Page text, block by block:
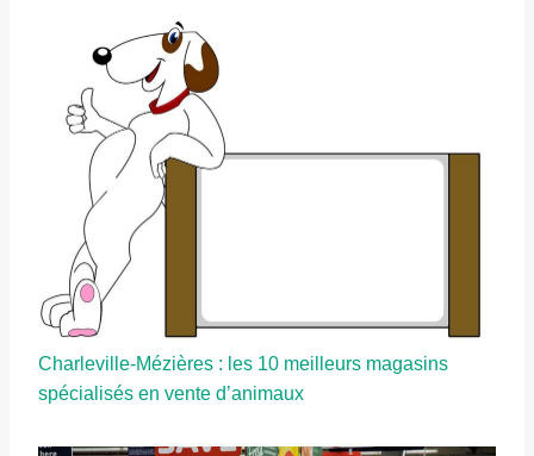
Charleville-Mézières : les 10 meilleurs magasins
spécialisés en vente d’animaux